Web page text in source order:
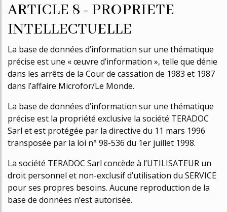
ARTICLE 8 - PROPRIETE
INTELLECTUELLE
La base de données d’information sur une thématique
précise est une « œuvre d’information », telle que définie
dans les arrêts de la Cour de cassation de 1983 et 1987
dans l’affaire Microfor/Le Monde.
La base de données d’information sur une thématique
précise est la propriété exclusive la société TERADOC
Sarl et est protégée par la directive du 11 mars 1996
transposée par la loi n° 98-536 du 1er juillet 1998.
La société TERADOC Sarl concède à l’UTILISATEUR un
droit personnel et non-exclusif d’utilisation du SERVICE
pour ses propres besoins. Aucune reproduction de la
base de données n’est autorisée.